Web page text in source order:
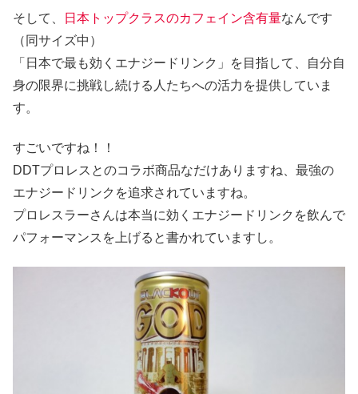
そして、 日本トップクラスのカフェイン含有量なんです
（同サイズ中）
「日本で最も効くエナジードリンク」を目指して、自分自
身の限界に挑戦し続ける人たちへの活力を提供していま
す。
すごいですね！！
DDTプロレスとのコラボ商品なだけありますね、最強の
エナジードリンクを追求されていますね。
プロレスラーさんは本当に効くエナジードリンクを飲んで
パフォーマンスを上げると書かれていますし。